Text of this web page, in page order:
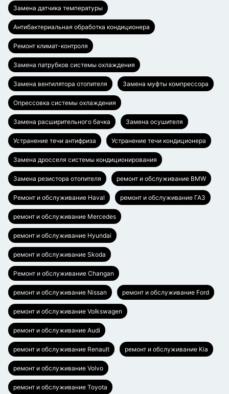
Замена датчика температуры
Антибактериальная обработка кондиционера
Ремонт климат-контроля
Замена патрубков системы охлаждения
Замена вентилятора отопителя Замена муфты компрессора
Опрессовка системы охлаждения
Замена расширительного бачка Замена осушителя
Устранение течи антифриза Устранение течи кондиционера
Замена дросселя системы кондиционирования
Замена резистора отопителя ремонт и обслуживание BMW
Ремонт и обслуживание Haval ремонт и обслуживание ГАЗ
ремонт и обслуживание Mercedes
ремонт и обслуживание Hyundai
ремонт и обслуживание Skoda
Ремонт и обслуживание Changan
ремонт и обслуживание Nissan ремонт и обслуживание Ford
ремонт и обслуживание Volkswagen
ремонт и обслуживание Audi
ремонт и обслуживание Renault ремонт и обслуживание Kia
ремонт и обслуживание Volvo
ремонт и обслуживание Toyota